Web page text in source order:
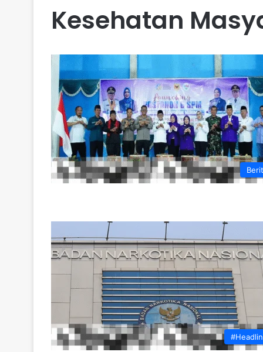
Kesehatan